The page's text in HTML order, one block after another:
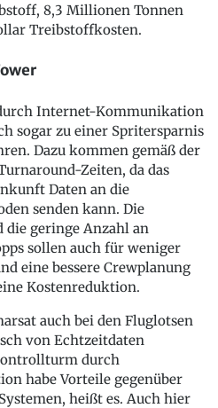
8,3 Millionen Tonnen
Treibstoffkosten.
Internet-Kommunikation
sogar zu einer Spritersparnis
Dazu kommen gemäß der
Zeiten, da das
Daten an die
senden kann. Die
die geringe Anzahl an
sollen auch für weniger
eine bessere Crewplanung
Kostenreduktion.
auch bei den Fluglotsen
von Echtzeitdaten
durch
habe Vorteile gegenüber
heißt es. Auch hier